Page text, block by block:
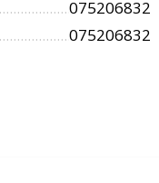
075206832
075206832